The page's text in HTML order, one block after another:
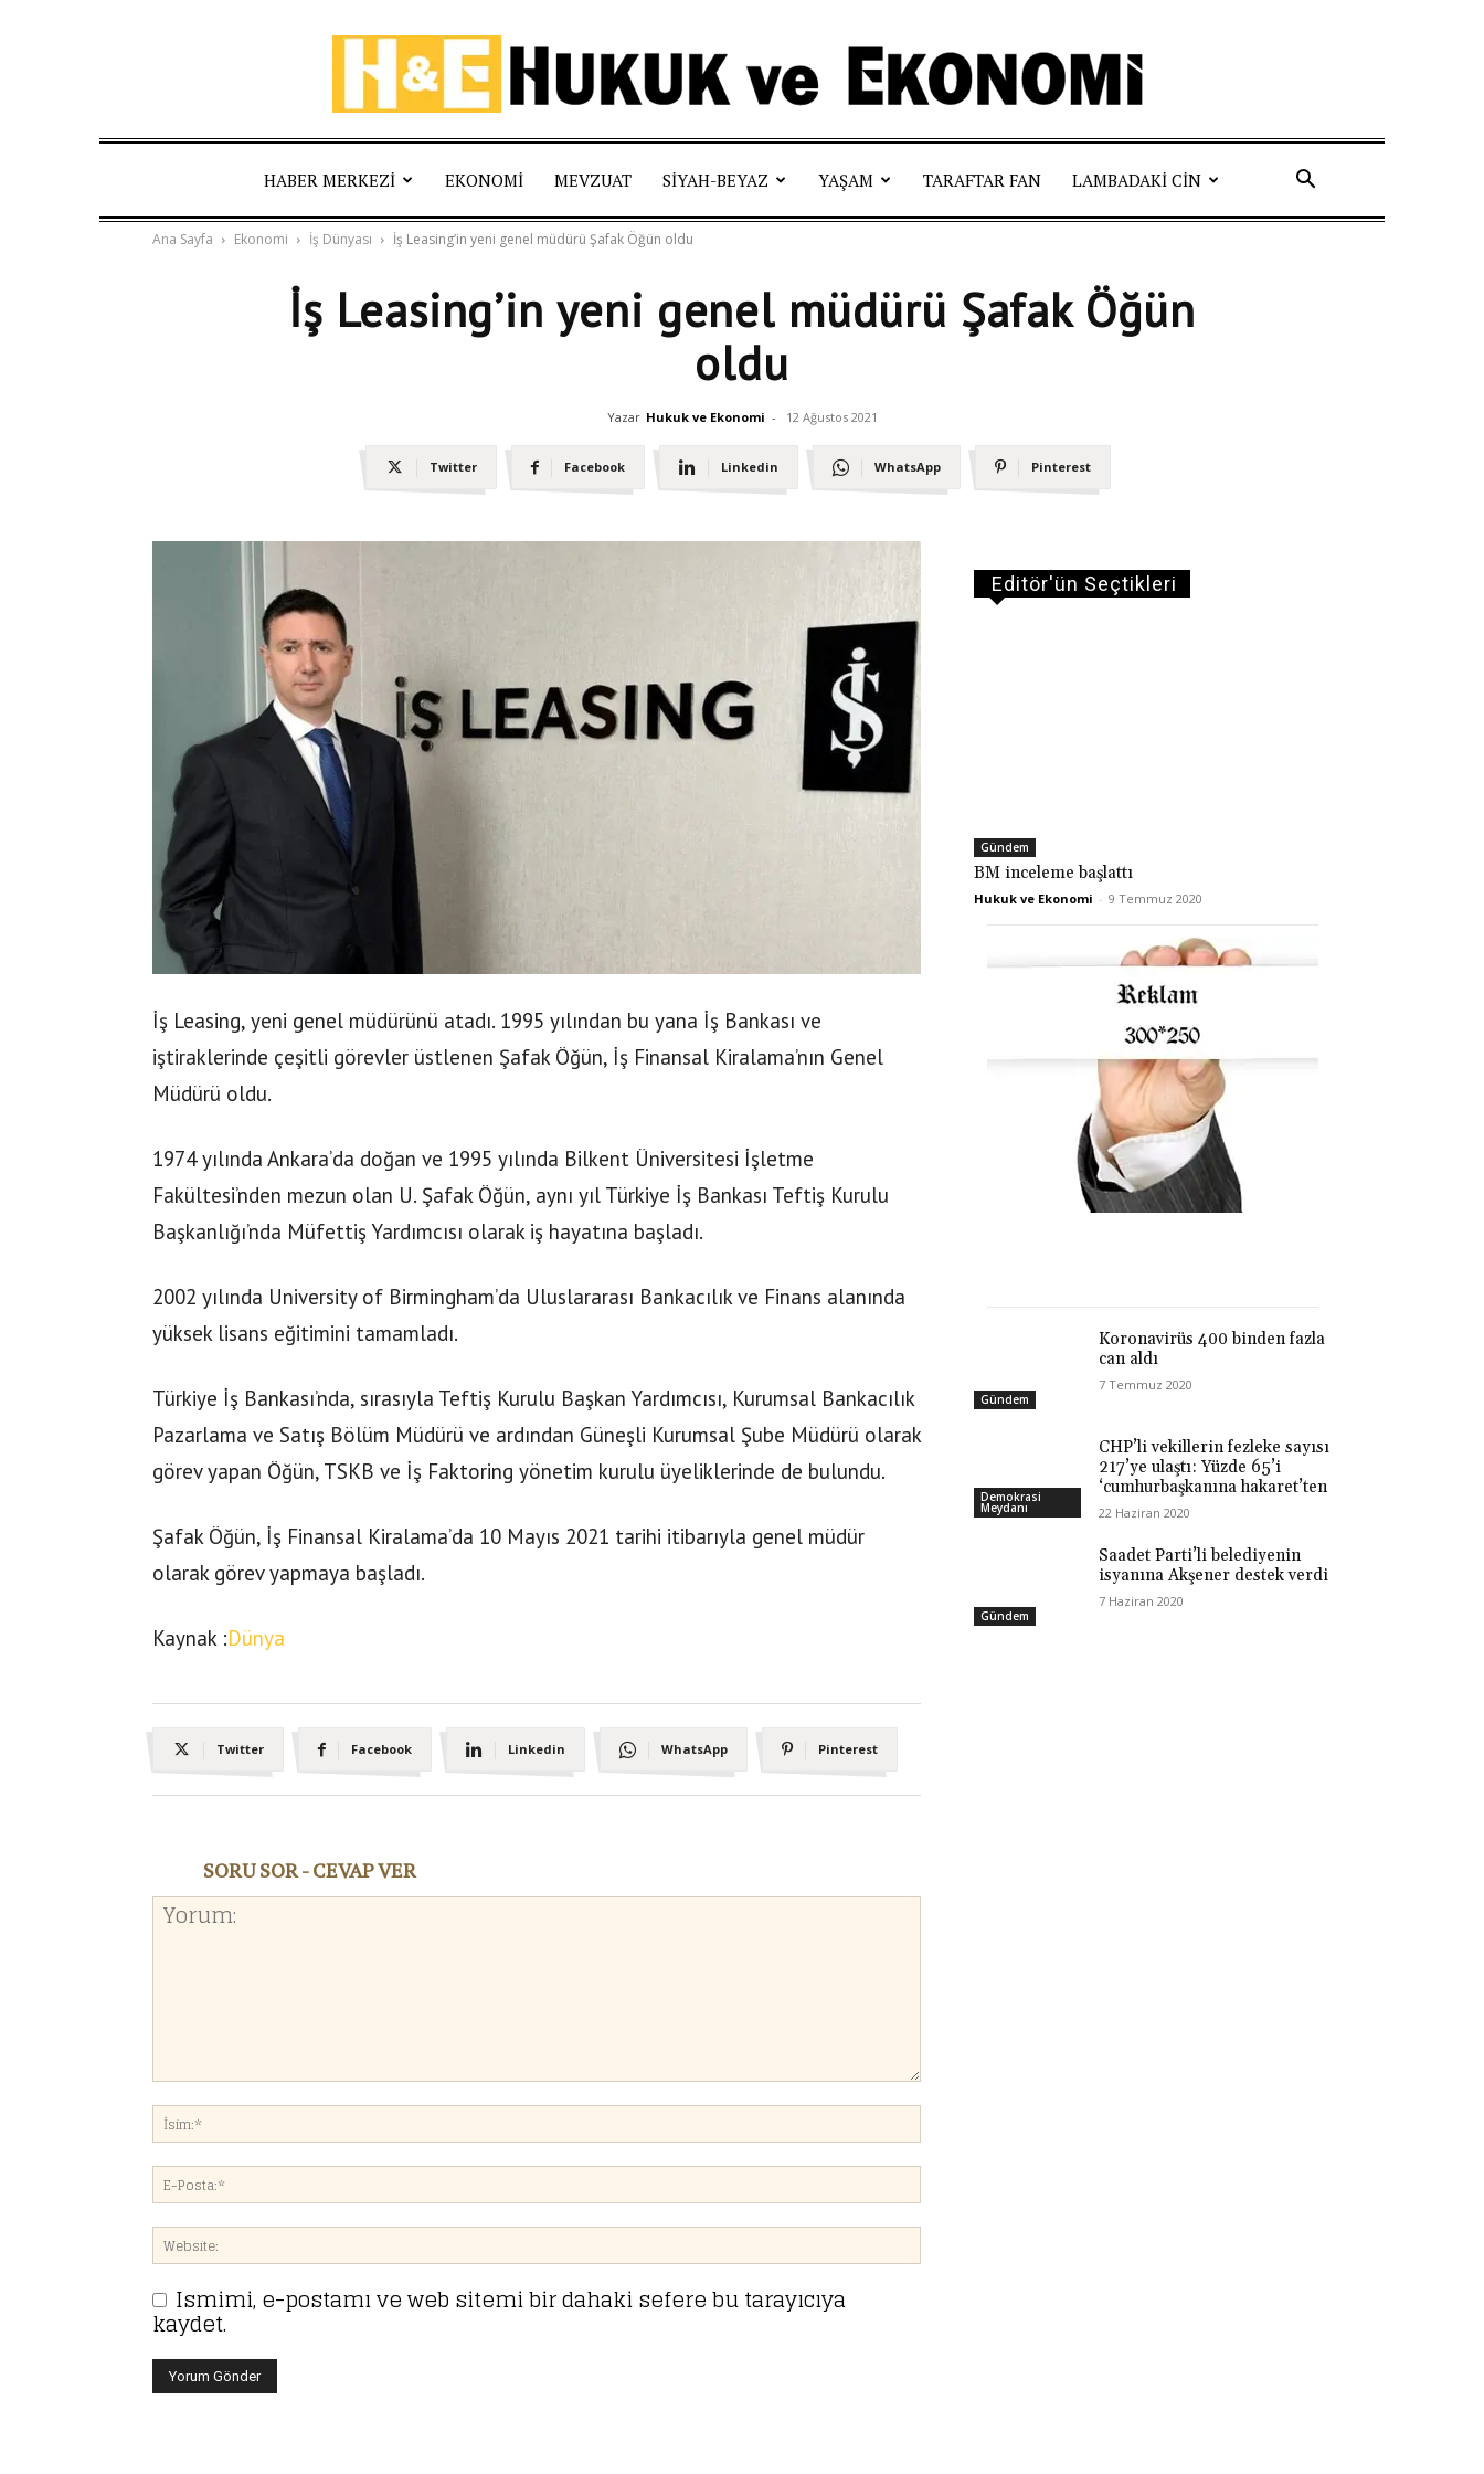
Hukuk
ve
Ekonomi
HABER MERKEZI EKONOMI MEVZUAT SIYAH-BEYAZ YAŞAM TARAFTAR FAN LAMBADAKI CIN
Ana Sayfa Ekonomi İş Dünyası İş Leasing’in yeni genel müdürü Şafak Öğün oldu
İş Leasing’in yeni genel müdürü Şafak Öğün
oldu
Yazar Hukuk ve Ekonomi - 12 Ağustos 2021
Twitter Facebook Linkedin WhatsApp Pinterest
İş Leasing, yeni genel müdürünü atadı. 1995 yılından bu yana İş Bankası ve
iştiraklerinde çeşitli görevler üstlenen Şafak Öğün, İş Finansal Kiralama’nın Genel
Müdürü oldu.
1974 yılında Ankara’da doğan ve 1995 yılında Bilkent Üniversitesi İşletme
Fakültesi’nden mezun olan U. Şafak Öğün, aynı yıl Türkiye İş Bankası Teftiş Kurulu
Başkanlığı’nda Müfettiş Yardımcısı olarak iş hayatına başladı.
2002 yılında University of Birmingham’da Uluslararası Bankacılık ve Finans alanında
yüksek lisans eğitimini tamamladı.
Türkiye İş Bankası’nda, sırasıyla Teftiş Kurulu Başkan Yardımcısı, Kurumsal Bankacılık
Pazarlama ve Satış Bölüm Müdürü ve ardından Güneşli Kurumsal Şube Müdürü olarak
görev yapan Öğün, TSKB ve İş Faktoring yönetim kurulu üyeliklerinde de bulundu.
Şafak Öğün, İş Finansal Kiralama’da 10 Mayıs 2021 tarihi itibarıyla genel müdür
olarak görev yapmaya başladı.
Kaynak :Dünya
Twitter Facebook Linkedin WhatsApp Pinterest
SORU SOR - CEVAP VER
Ismimi, e-postamı ve web sitemi bir dahaki sefere bu tarayıcıya
kaydet.
Editör'ün Seçtikleri
Gündem
BM inceleme başlattı
Hukuk ve Ekonomi - 9 Temmuz 2020
Gündem
Koronavirüs 400 binden fazla
can aldı
7 Temmuz 2020
Demokrasi
Meydanı
CHP’li vekillerin fezleke sayısı
217’ye ulaştı: Yüzde 65’i
‘cumhurbaşkanına hakaret’ten
22 Haziran 2020
Gündem
Saadet Parti’li belediyenin
isyanına Akşener destek verdi
7 Haziran 2020